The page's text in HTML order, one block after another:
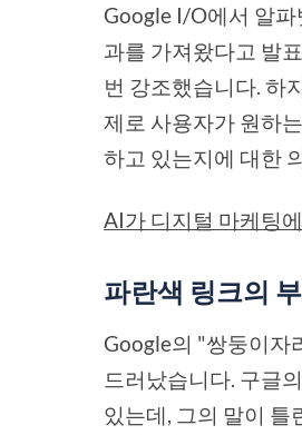
Google I/O에서 알
과를 가져왔다고 발
번 강조했습니다. 하
제로 사용자가 원하
하고 있는지에 대한
AI가 디지털 마케팅
파란색 링크의
Google의 "쌍둥이자
드러났습니다. 구글
있는데, 그의 말이 틀